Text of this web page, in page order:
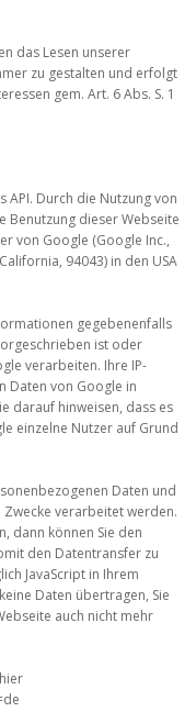
das Lesen unserer
zu gestalten und erfolgt
gem. Art. 6 Abs. S. 1
Durch die Nutzung von
Benutzung dieser Webseite
von Google (Google Inc.,
94043) in den USA
gegebenenfalls
ist oder
verarbeiten. Ihre IP-
Daten von Google in
darauf hinweisen, dass es
einzelne Nutzer auf Grund
Daten und
verarbeitet werden.
dann können Sie den
den Datentransfer zu
JavaScript in Ihrem
Daten übertragen, Sie
auch nicht mehr